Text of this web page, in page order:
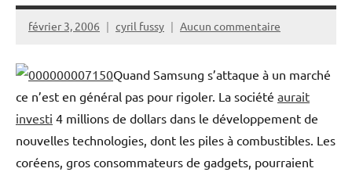
février 3, 2006 cyril fussy Aucun commentaire
Quand Samsung s’attaque à un marché
ce n’est en général pas pour rigoler. La société aurait
investi 4 millions de dollars dans le développement de
nouvelles technologies, dont les piles à combustibles. Les
coréens, gros consommateurs de gadgets, pourraient